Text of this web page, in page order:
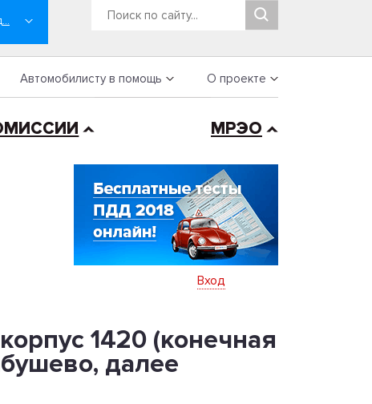
Автомобилисту в помощь О проекте
МРЭО
Вход
1420 (конечная
далее